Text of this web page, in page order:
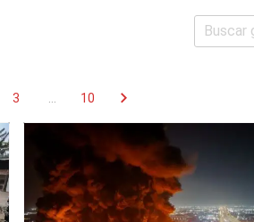
3 10 chevron_right